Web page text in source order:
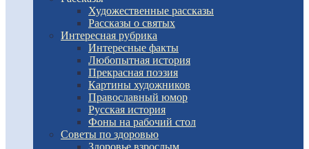
Художественные рассказы
Рассказы о святых
Интересная рубрика
Интересные факты
Любопытная история
Прекрасная поэзия
Картины художников
Православный юмор
Русская история
Фоны на рабочий стол
Советы по здоровью
Здоровье взрослым